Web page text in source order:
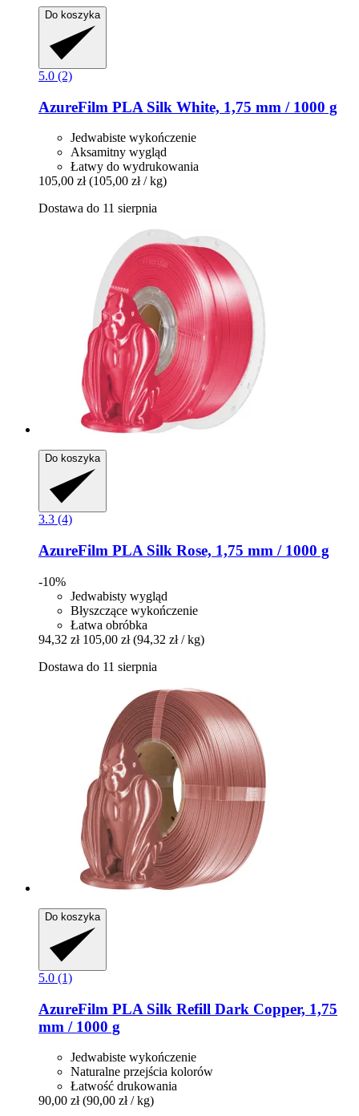
Do koszyka
5.0 (2)
AzureFilm PLA Silk White, 1,75 mm / 1000 g
Jedwabiste wykończenie
Aksamitny wygląd
Łatwy do wydrukowania
105,00 zł (105,00 zł / kg)
Dostawa do 11 sierpnia
Do koszyka
3.3 (4)
AzureFilm PLA Silk Rose, 1,75 mm / 1000 g
-10%
Jedwabisty wygląd
Błyszczące wykończenie
Łatwa obróbka
94,32 zł 105,00 zł (94,32 zł / kg)
Dostawa do 11 sierpnia
Do koszyka
5.0 (1)
AzureFilm PLA Silk Refill Dark Copper, 1,75
mm / 1000 g
Jedwabiste wykończenie
Naturalne przejścia kolorów
Łatwość drukowania
90,00 zł (90,00 zł / kg)